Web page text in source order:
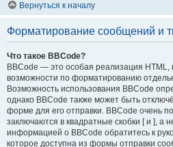
Вернуться к началу
Форматирование сообщений и
Что такое BBCode?
BBCode — это особая реализация
возможности по форматированию
Возможность использования BBCode
однако BBCode также может быть
форме для его отправки. BBCode очень
заключаются в квадратные скобки [ и ], а
информацией о BBCode обратитесь к
которое доступна из формы отправки